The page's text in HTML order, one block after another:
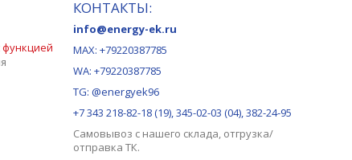
функцией
КОНТАКТЫ:
info@energy-ek.ru
MAX: +79220387785
WA: +79220387785
TG: @energyek96
+7 343 218-82-18 (19), 345-02-03 (04), 382-24-95
Самовывоз с нашего склада, отгрузка/
отправка ТК.